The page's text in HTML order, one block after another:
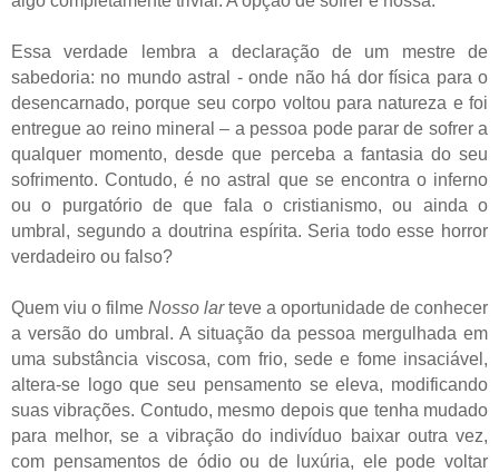
Essa verdade lembra a declaração de um mestre de
sabedoria: no mundo astral - onde não há dor física para o
desencarnado, porque seu corpo voltou para natureza e foi
entregue ao reino mineral – a pessoa pode parar de sofrer a
qualquer momento, desde que perceba a fantasia do seu
sofrimento. Contudo, é no astral que se encontra o inferno
ou o purgatório de que fala o cristianismo, ou ainda o
umbral, segundo a doutrina espírita. Seria todo esse horror
verdadeiro ou falso?
Quem viu o filme Nosso larteve a oportunidade de conhecer
a versão do umbral. A situação da pessoa mergulhada em
uma substância viscosa, com frio, sede e fome insaciável,
altera-se logo que seu pensamento se eleva, modificando
suas vibrações. Contudo, mesmo depois que tenha mudado
para melhor, se a vibração do indivíduo baixar outra vez,
com pensamentos de ódio ou de luxúria, ele pode voltar